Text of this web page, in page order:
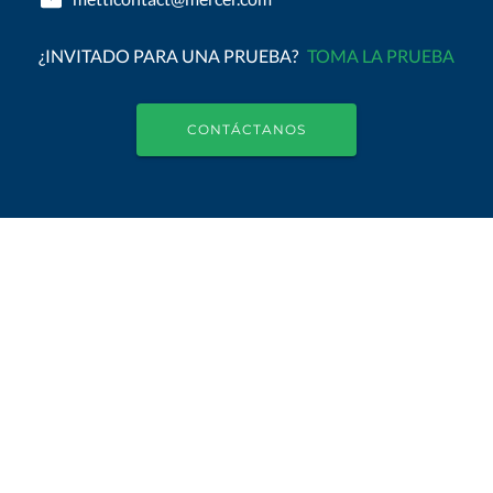
¿INVITADO PARA UNA PRUEBA? TOMA LA PRUEBA
CONTÁCTANOS